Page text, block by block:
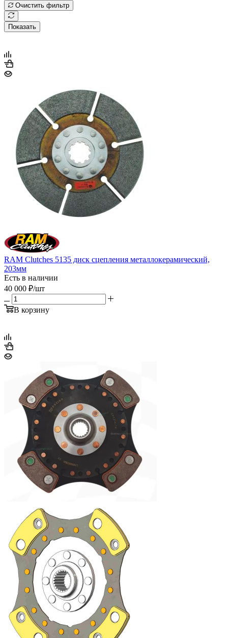
Очистить фильтр
Показать
RAM Clutches 5135 диск сцепления металлокерамический,
203мм
Есть в наличии
40 000 ₽/шт
В корзину